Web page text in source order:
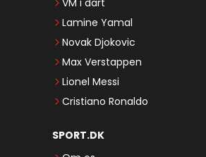
VM i dart
Lamine Yamal
Novak Djokovic
Max Verstappen
Lionel Messi
Cristiano Ronaldo
SPORT.DK